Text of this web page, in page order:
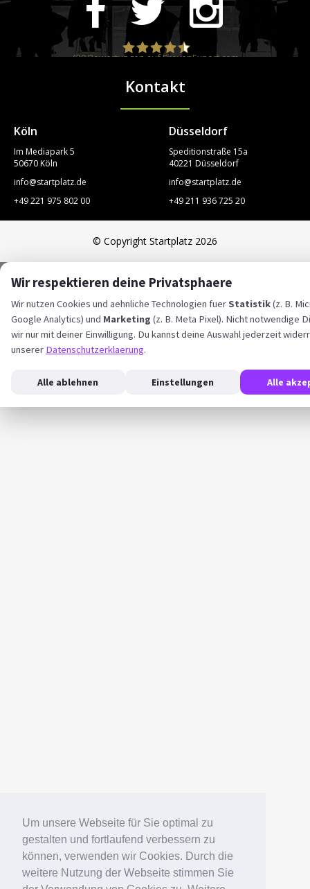
Um unsere Webseite für Sie optimal zu
gestalten und fortlaufend verbessern zu
können, verwenden wir Cookies. Durch die
weitere Nutzung der Webseite stimmen Sie
STARTPLATZ
420Bewertungen auf ProvenExpert.com
Kontakt
Köln
Im Mediapark 5
50670 Köln
info@startplatz.de
+49 221 975 802 00
Düsseldorf
Speditionstraße 15a
40221 Düsseldorf
info@startplatz.de
+49 211 936 725 20
© Copyright Startplatz 2026
Wir respektieren deine Privatsphaere
Wir nutzen Cookies und aehnliche Technologien fuerStatistik(z. B.
Google Analytics) und Marketing (z. B. Meta Pixel). Nicht notwendige
wir nur mit deiner Einwilligung. Du kannst deine Auswahl jederzeit
unserer Datenschutzerklaerung.
Alle ablehnen Einstellungen Alle